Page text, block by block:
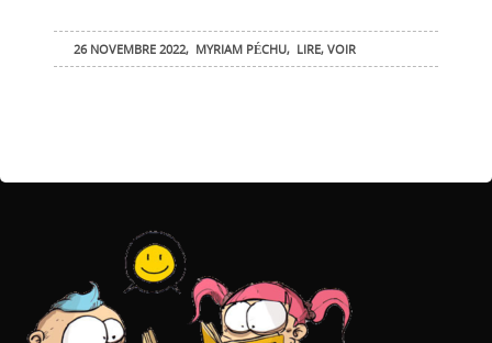
26 NOVEMBRE 2022, MYRIAM PÉCHU, LIRE,VOIR